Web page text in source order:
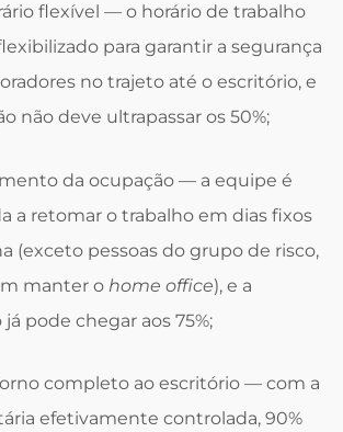
flexível — o horário de trabalho
para garantir a segurança
no trajeto até o escritório, e
não deve ultrapassar os 50%;
da ocupação — a equipe é
a retomar o trabalho em dias fixos
(exceto pessoas do grupo de risco,
manter o home office), e a
pode chegar aos 75%;
completo ao escritório — com a
efetivamente controlada, 90%